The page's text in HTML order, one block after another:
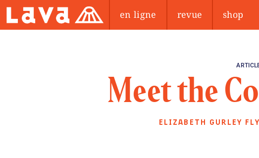
en ligne revue shop
Meet the
ELIZABETH GURLEY